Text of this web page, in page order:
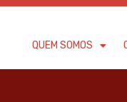
QUEM SOMOS